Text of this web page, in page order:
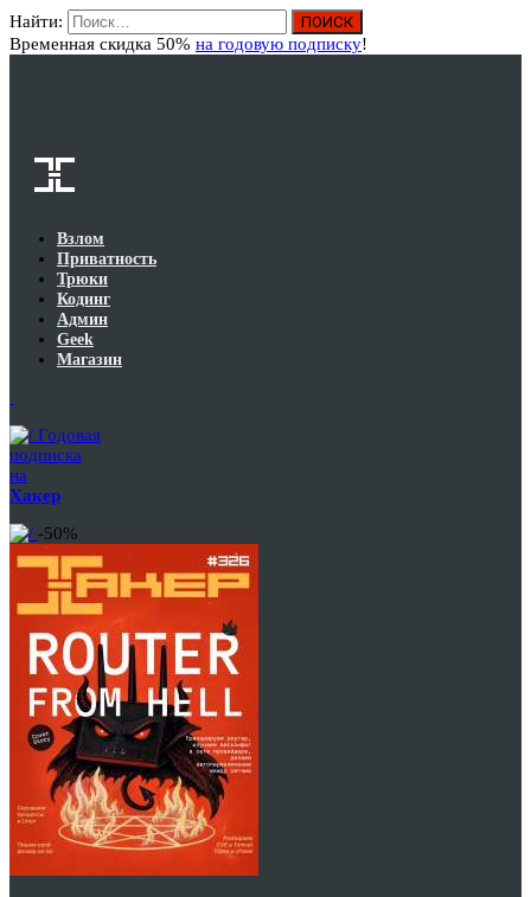
Найти:
Временная скидка 50% на годовую подписку!
Взлом
Приватность
Трюки
Кодинг
Админ
Geek
Магазин
Годовая
подписка
на
Хакер
-50%